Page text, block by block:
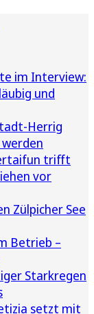
im Interview:
und
Herrig
trifft
vor
Zülpicher See
Betrieb –
Starkregen
setzt mit